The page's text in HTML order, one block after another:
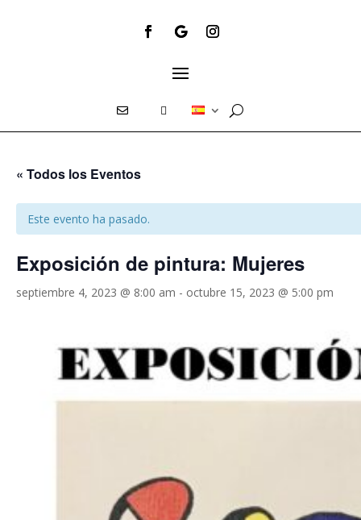
« Todos los Eventos
Este evento ha pasado.
Exposición de pintura: Mujeres
septiembre 4, 2023 @ 8:00 am - octubre 15, 2023 @ 5:00 pm